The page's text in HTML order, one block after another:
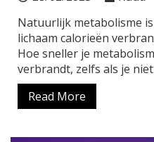
Natuurlijk metabolisme
lichaam calorieën
Hoe sneller je
verbrandt, zelfs als je
Read More